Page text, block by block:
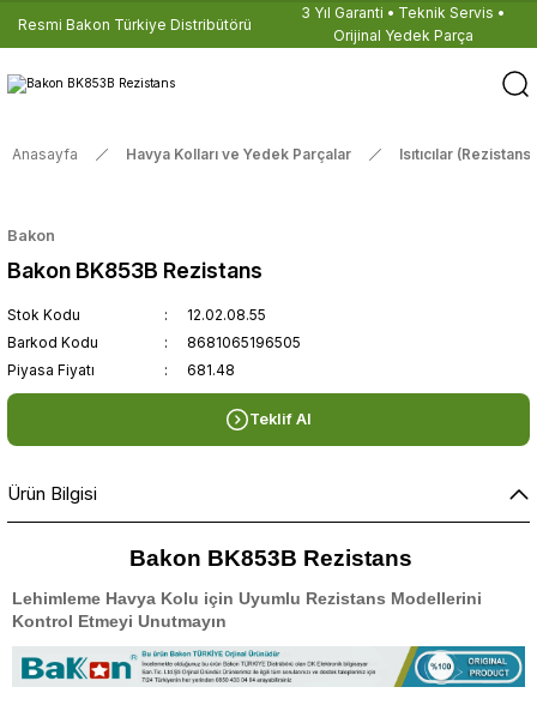
Resmi Bakon Türkiye Distribütörü
3 Yıl Garanti • Teknik Servis •
Orijinal Yedek Parça
Anasayfa Havya Kolları ve Yedek Parçalar Isıtıcılar
Bakon
Bakon BK853B Rezistans
Stok Kodu
12.02.08.55
Barkod Kodu
8681065196505
Piyasa Fiyatı
681.48
Teklif Al
Ürün Bilgisi
Bakon BK853B Rezistans
Lehimleme Havya Kolu için Uyumlu Rezistans Modellerini
Kontrol Etmeyi Unutmayın